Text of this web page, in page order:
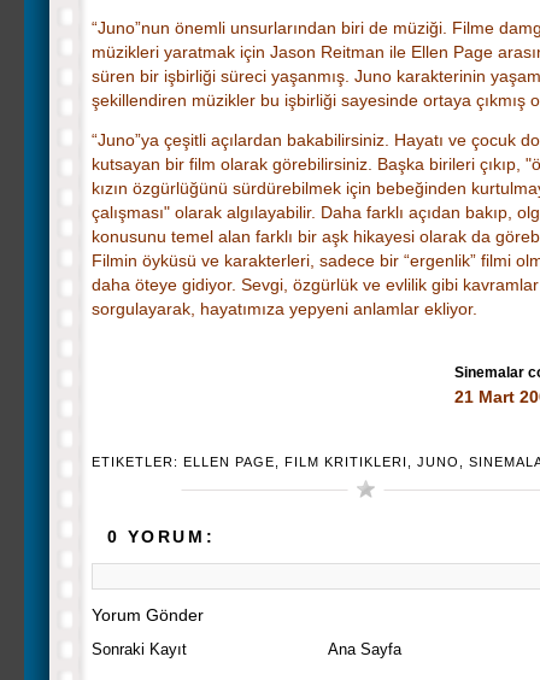
“Juno”nun önemli unsurlarından biri de müziği. Filme
müzikleri yaratmak için Jason Reitman ile Ellen Page
süren bir işbirliği süreci yaşanmış. Juno karakterinin yaşam
şekillendiren müzikler bu işbirliği sayesinde ortaya çıkmış
“Juno”ya çeşitli açılardan bakabilirsiniz. Hayatı ve çocuk
kutsayan bir film olarak görebilirsiniz. Başka birileri çıkıp,
kızın özgürlüğünü sürdürebilmek için bebeğinden
çalışması" olarak algılayabilir. Daha farklı açıdan bakıp,
konusunu temel alan farklı bir aşk hikayesi olarak da
Filmin öyküsü ve karakterleri, sadece bir “ergenlik” filmi
daha öteye gidiyor. Sevgi, özgürlük ve evlilik gibi
sorgulayarak, hayatımıza yepyeni anlamlar ekliyor.
Sinemalar
21 Mart
ETIKETLER: ELLEN PAGE FILM KRITIKLERI JUNO
0 YORUM:
Yorum Gönder
Sonraki Kayıt Ana Sayfa